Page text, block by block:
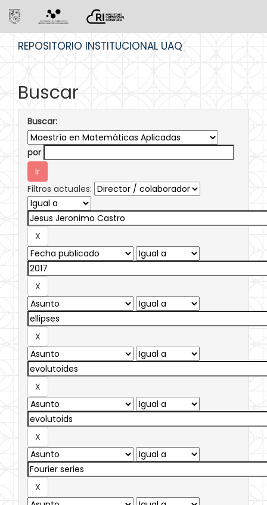
REPOSITORIO INSTITUCIONAL UAQ
Buscar
Buscar:
por
Filtros actuales: